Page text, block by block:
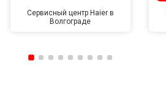
Сервисный центр Haier в
Волгограде